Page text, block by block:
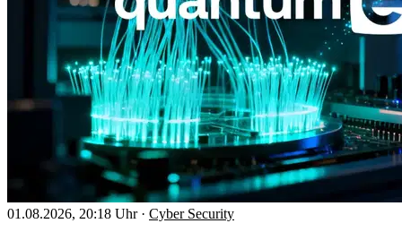
01.08.2026, 20:18 Uhr · Cyber Security